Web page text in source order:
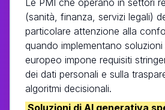
(sanità, finanza, servizi legali)
particolare attenzione alla
quando implementano soluzioni
europeo impone requisiti
dei dati personali e sulla
algoritmi decisionali.
Soluzioni di AI generativa